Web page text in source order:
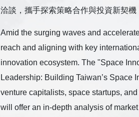
洽談，攜手探索策略合作與投資新契機
Amid the surging waves and
reach and aligning with key
innovation ecosystem. The "Space
Leadership: Building Taiwan’s Space
venture capitalists, space startups,
will offer an in-depth analysis of